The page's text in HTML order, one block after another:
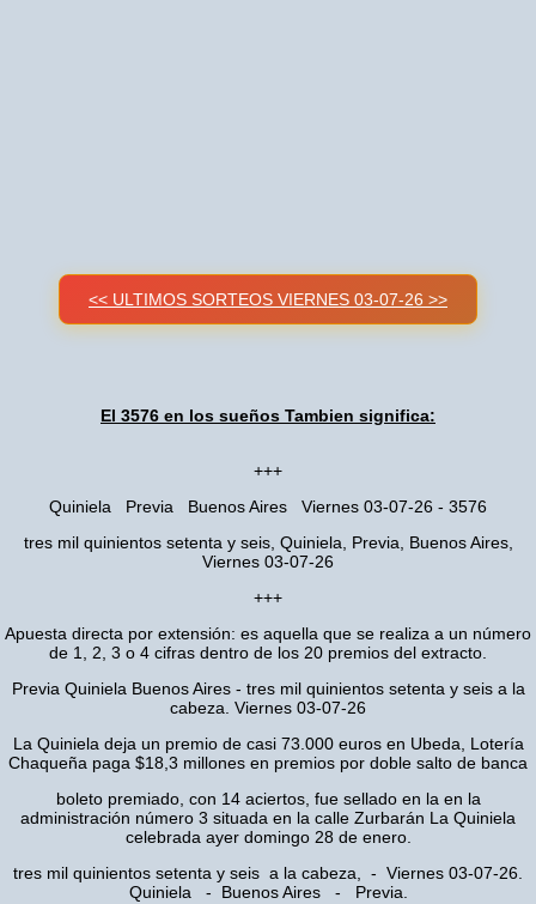
<< ULTIMOS SORTEOS VIERNES 03-07-26 >>
El 3576 en los sueños Tambien significa:
+++
Quiniela Previa Buenos Aires Viernes 03-07-26 - 3576
tres mil quinientos setenta y seis, Quiniela, Previa, Buenos Aires,
Viernes 03-07-26
+++
Apuesta directa por extensión: es aquella que se realiza a un número
de 1, 2, 3 o 4 cifras dentro de los 20 premios del extracto.
Previa Quiniela Buenos Aires - tres mil quinientos setenta y seis a la
cabeza. Viernes 03-07-26
La Quiniela deja un premio de casi 73.000 euros en Ubeda, Lotería
Chaqueña paga $18,3 millones en premios por doble salto de banca
boleto premiado, con 14 aciertos, fue sellado en la en la
administración número 3 situada en la calle Zurbarán La Quiniela
celebrada ayer domingo 28 de enero.
tres mil quinientos setenta y seis a la cabeza, - Viernes 03-07-26.
Quiniela - Buenos Aires - Previa.